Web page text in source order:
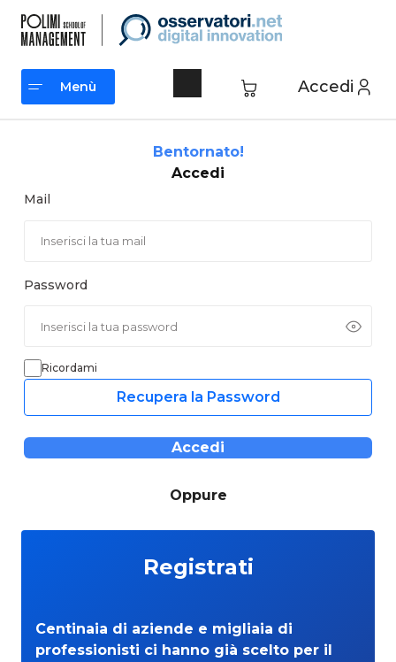
contenuto
Accedi
Menù
Bentornato!
Accedi
Mail
Password
Ricordami
Recupera la Password
Accedi
Oppure
Registrati
Centinaia di aziende e migliaia di
professionisti ci hanno già scelto per il